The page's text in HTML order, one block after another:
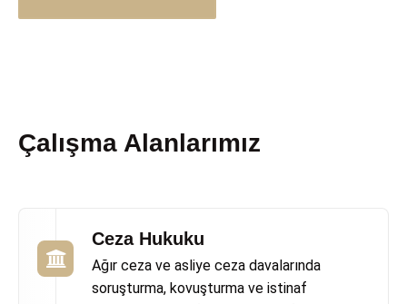
Çalışma Alanlarımız
Ceza Hukuku
Ağır ceza ve asliye ceza davalarında
soruşturma, kovuşturma ve istinaf